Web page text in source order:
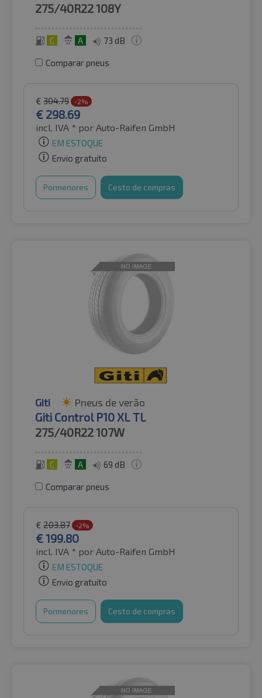
275/40R22108Y
C A 73 dB
Comparar pneus
€ 304.79 -2%
€ 298.69
incl. IVA * por Auto-Raifen GmbH
EM ESTOQUE
Envio gratuito
Pormenores Cesto de compras
Giti Pneus de verão
Giti Control P10 XL TL
275/40R22107W
C A 69 dB
Comparar pneus
€ 203.87 -2%
€199.80
incl. IVA * por Auto-Raifen GmbH
EM ESTOQUE
Envio gratuito
Pormenores Cesto de compras